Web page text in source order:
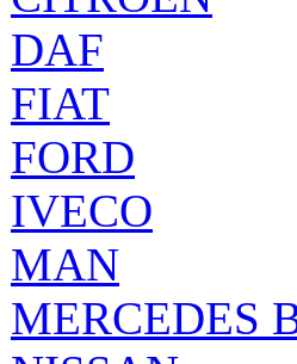
DAF
FIAT
FORD
IVECO
MAN
MERCEDES